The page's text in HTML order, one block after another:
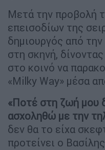
Μετά την προβολή
επεισοδίων της
δημιουργός από
στη σκηνή,
στο κοινό να
«Milky Way» μέσα
«Ποτέ στη ζωή μου
ασχοληθώ με την
δεν θα το είχα
προτείνει ο